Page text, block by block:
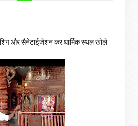
और सैनेटाईजेशन कर धार्मिक स्थल खोले